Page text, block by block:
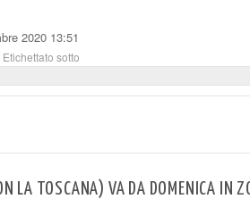
2020 13:51
Etichettato sotto
LA TOSCANA) VA DA DOMENICA IN